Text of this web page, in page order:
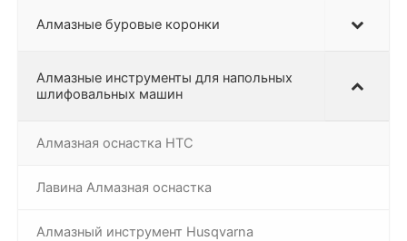
Алмазные буровые коронки
Алмазные инструменты для напольных
шлифовальных машин
Алмазная оснастка HTC
Лавина Алмазная оснастка
Алмазный инструмент Husqvarna